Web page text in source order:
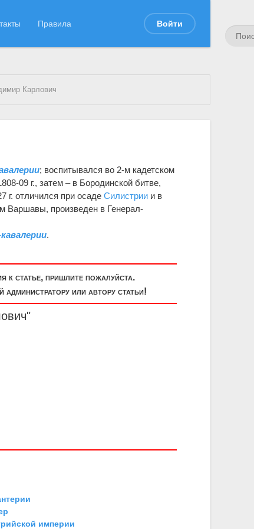
Правила Войти
Карлович
; воспитывался во 2-м кадетском
09 г., затем – в Бородинской битве,
г. отличился при осадеСилистрии и в
Варшавы, произведен в Генерал-
.
к статье, пришлите пожалуйста.
или автору статьи!
империи